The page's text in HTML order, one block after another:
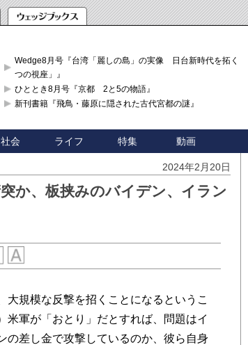
Wedge8月号『台湾「麗しの島」の実像 日台新時代を拓く「3
つの視座」』
ひととき8月号『京都 2と5の物語』
新刊書籍『飛鳥・藤原に隠された古代宮都の謎』
社会 ライフ 特集 動画
2024年2月20日
か、板挟みのバイデン、イラン
規模な反撃を招くことになるというこ
米軍が「おとり」だとすれば、問題はイ
の差し金で攻撃しているのか、彼ら自身